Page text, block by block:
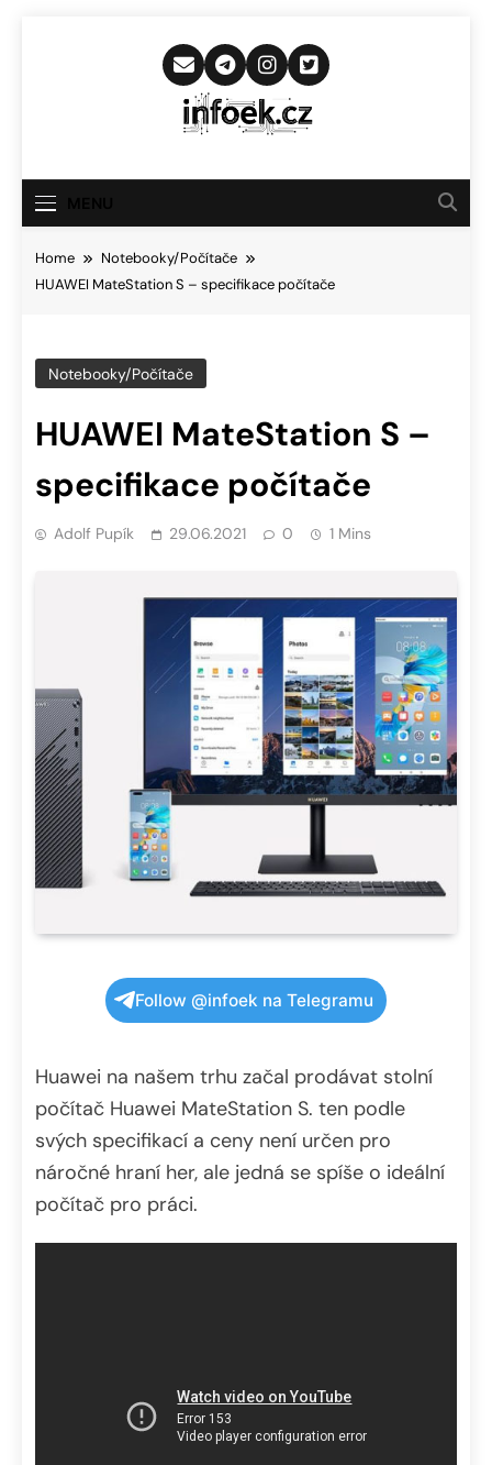
Infoek.cz
Novinkám
Home
Notebooky/Počítače
HUAWEI MateStation S – specifikace počítače
Notebooky/Počítače
HUAWEI MateStation S –
specifikace počítače
Adolf Pupík 29.06.2021 0 1 Mins
Follow @infoek na Telegramu
Huawei na našem trhu začal prodávat stolní
počítač Huawei MateStation S. ten podle
svých specifikací a ceny není určen pro
náročné hraní her, ale jedná se spíše o ideální
počítač pro práci.